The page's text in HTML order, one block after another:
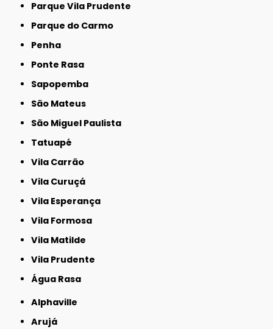
Parque Vila Prudente
Parque do Carmo
Penha
Ponte Rasa
Sapopemba
São Mateus
São Miguel Paulista
Tatuapé
Vila Carrão
Vila Curuçá
Vila Esperança
Vila Formosa
Vila Matilde
Vila Prudente
Água Rasa
Alphaville
Arujá